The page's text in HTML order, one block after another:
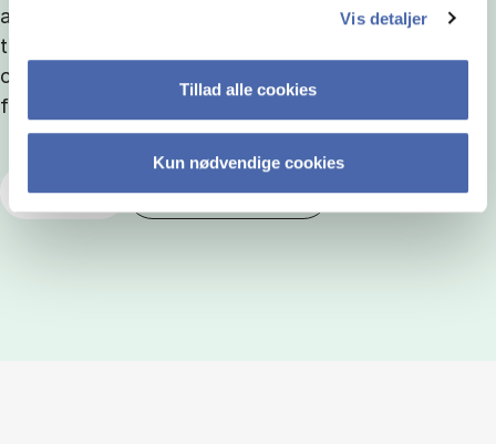
Vis detaljer
Tillad alle cookies
Kun nødvendige cookies
at læse HD i dit eget tempo, har du mulighed for at
tilmelde dig et enkelt kursus ad gangen. Kurser kan
også være en mulighed, hvis du har brug for en
faglig opkvalificering inden for et bestemt emne.
Kurser HD-uddannelser